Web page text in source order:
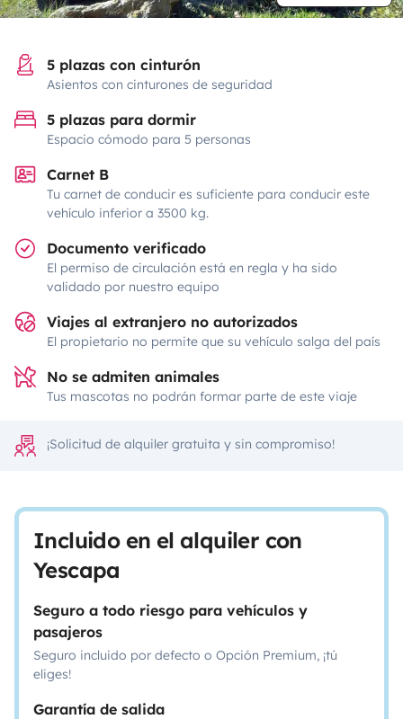
5 plazas con cinturón
Asientos con cinturones de seguridad
5 plazas para dormir
Espacio cómodo para 5 personas
Carnet B
Tu carnet de conducir es suficiente para conducir este
vehículo inferior a 3500 kg.
Documento verificado
El permiso de circulación está en regla y ha sido
validado por nuestro equipo
Viajes al extranjero no autorizados
El propietario no permite que su vehículo salga del país
No se admiten animales
Tus mascotas no podrán formar parte de este viaje
¡Solicitud de alquiler gratuita y sin compromiso!
Incluido en el alquiler con
Yescapa
Seguro a todo riesgo para vehículos y
pasajeros
Seguro incluido por defecto o Opción Premium, ¡tú
eliges!
Garantía de salida